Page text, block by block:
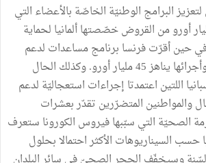
البرامج الوطنيّة الخاصّة بالأعضاء التي
إلى حدود 550 مليار أورو من القروض خصّصتها ألمانيا لحماية
حين أقرّت فرنسا برنامج مساعدات لدعم
مؤسّساتها الاقتصاديّة وأجرائها يناهز 45 مليار أورو. وكذلك الحال
اللتين اعتمدتا إجراءات استعجاليّة لدعم
والمواطنين المتضرّرين تقدّر بعشرات
الصحيّة التي سبّبها فيروس الكورونا ستعرف
حسب السيناريوهات الأكثر احتمالا بحلول